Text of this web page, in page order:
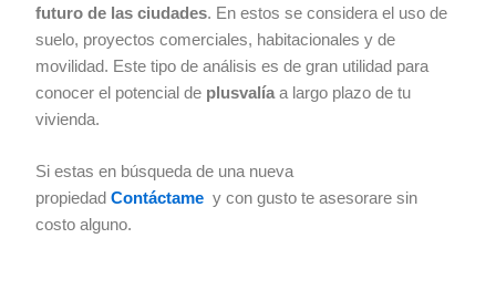
futuro de las ciudades. En estos se considera el uso de
suelo, proyectos comerciales, habitacionales y de
movilidad. Este tipo de análisis es de gran utilidad para
conocer el potencial de plusvalíaa largo plazo de tu
vivienda.
Si estas en búsqueda de una nueva
propiedad Contáctame y con gusto te asesorare sin
costo alguno.